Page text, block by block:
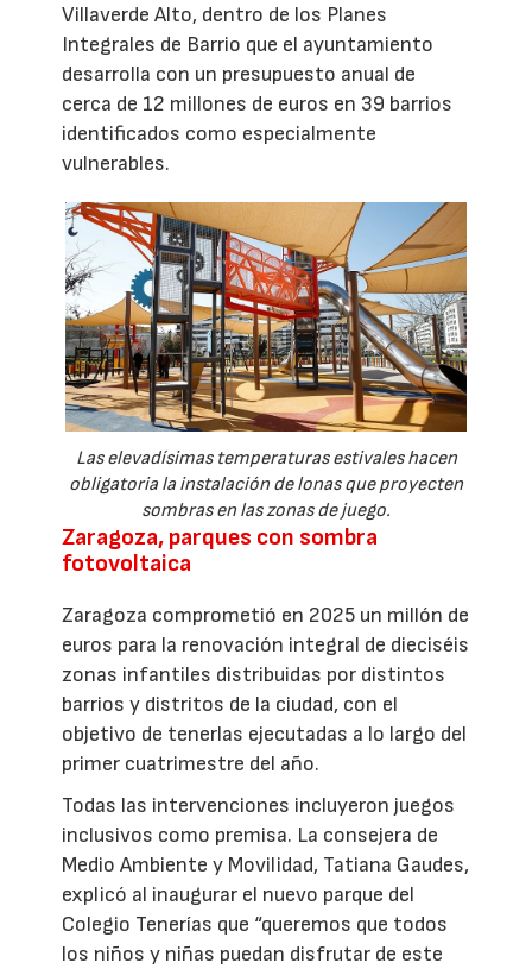
Villaverde Alto, dentro de los Planes
Integrales de Barrio que el ayuntamiento
desarrolla con un presupuesto anual de
cerca de 12 millones de euros en 39 barrios
identificados como especialmente
vulnerables.
Las elevadísimas temperaturas estivales hacen
obligatoria la instalación de lonas que proyecten
sombras en las zonas de juego.
Zaragoza, parques con sombra
fotovoltaica
Zaragoza comprometió en 2025 un millón de
euros para la renovación integral de dieciséis
zonas infantiles distribuidas por distintos
barrios y distritos de la ciudad, con el
objetivo de tenerlas ejecutadas a lo largo del
primer cuatrimestre del año.
Todas las intervenciones incluyeron juegos
inclusivos como premisa. La consejera de
Medio Ambiente y Movilidad, Tatiana Gaudes,
explicó al inaugurar el nuevo parque del
Colegio Tenerías que “queremos que todos
los niños y niñas puedan disfrutar de este